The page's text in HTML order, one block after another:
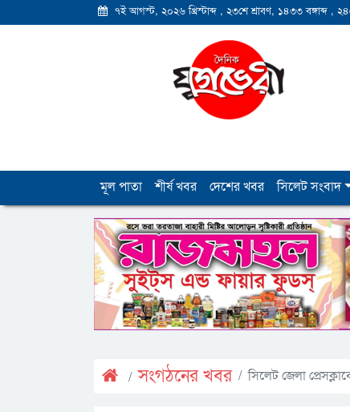
৭ই আগস্ট, ২০২৬ খ্রিস্টাব্দ , ২৩শে শ্রাবণ, ১৪৩৩ বঙ্গাব্দ ,
মূল পাতা শীর্ষ খবর দেশের খবর সিলেট সংবাদ
সংগঠনের খবর সিলেট জেলা